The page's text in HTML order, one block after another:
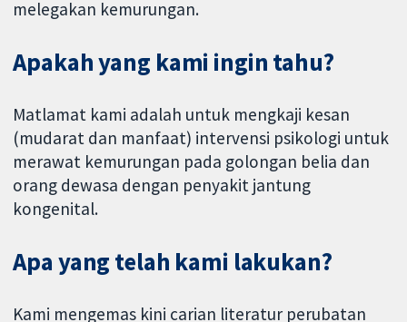
melegakan kemurungan.
Apakah yang kami ingin tahu?
Matlamat kami adalah untuk mengkaji kesan
(mudarat dan manfaat) intervensi psikologi untuk
merawat kemurungan pada golongan belia dan
orang dewasa dengan penyakit jantung
kongenital.
Apa yang telah kami lakukan?
Kami mengemas kini carian literatur perubatan